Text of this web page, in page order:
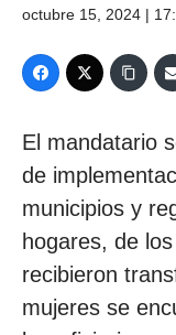
octubre 15, 2024 |
El mandatario
de
municipios y
hogares, de
recibieron
mujeres se